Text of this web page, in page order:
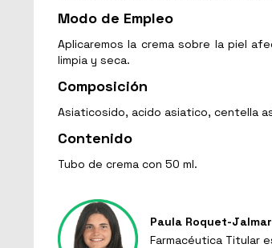
Modo de Empleo
Aplicaremos la crema sobre la piel
limpia y seca.
Composición
Asiaticosido, acido asiatico, centella
Contenido
Tubo de crema con 50 ml.
Paula Roquet-Jalmar
Farmacéutica Titular